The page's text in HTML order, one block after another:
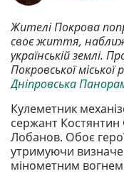
Жителі Покрова
своє життя,
українській землі.
Покровської міської
Дніпровська
Кулеметник
сержант Костянтин
Лобанов. Обоє
утримуючи
мінометним